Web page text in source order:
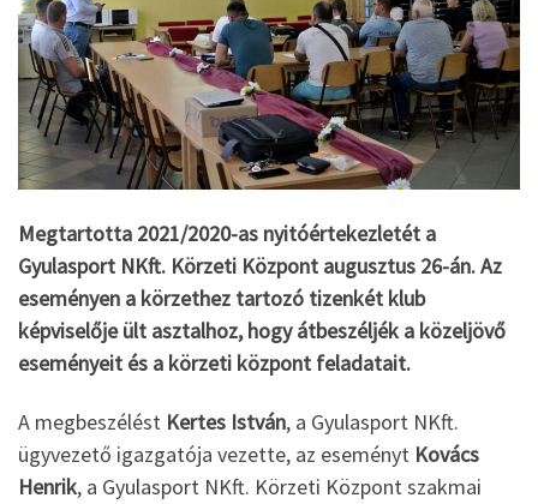
Megtartotta 2021/2020-as nyitóértekezletét a
Gyulasport NKft. Körzeti Központ augusztus 26-án. Az
eseményen a körzethez tartozó tizenkét klub
képviselője ült asztalhoz, hogy átbeszéljék a közeljövő
eseményeit és a körzeti központ feladatait.
A megbeszélést Kertes István, a Gyulasport NKft.
ügyvezető igazgatója vezette, az eseményt Kovács
Henrik, a Gyulasport NKft. Körzeti Központ szakmai